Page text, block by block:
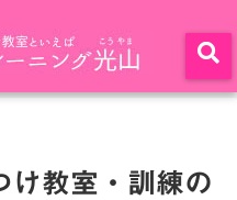
け教室・訓練の